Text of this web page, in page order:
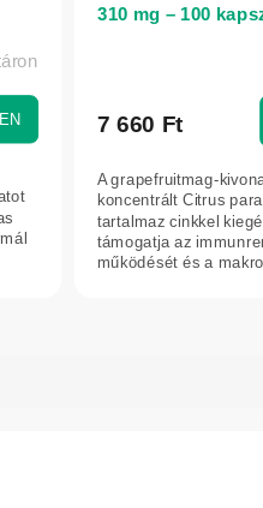
310 mg – 100
7 660 Ft
A grapefruitmag-
koncentrált Citrus
tartalmaz cinkkel
támogatja az
működését és a